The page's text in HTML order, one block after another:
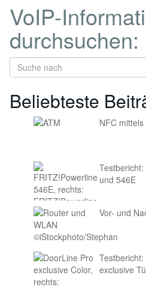
VoIP-
durchsuchen:
Beliebteste
NFC
und 546E
Vor- und
exclusive